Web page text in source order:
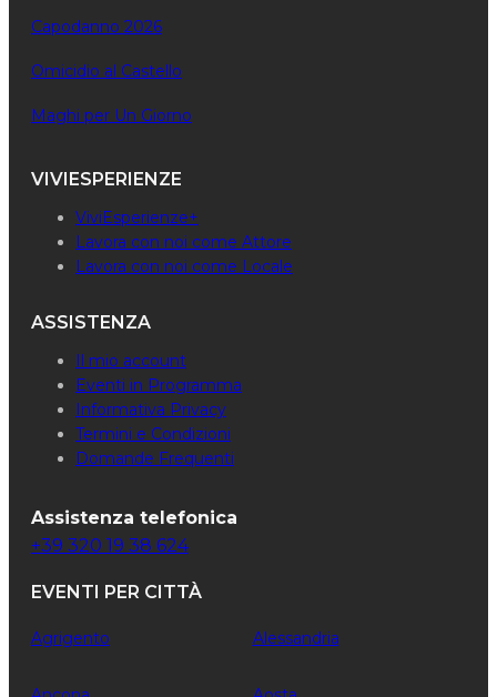
Capodanno 2026
Omicidio al Castello
Maghi per Un Giorno
VIVIESPERIENZE
ViviEsperienze+
Lavora con noi come Attore
Lavora con noi come Locale
ASSISTENZA
Il mio account
Eventi in Programma
Informativa Privacy
Termini e Condizioni
Domande Frequenti
Assistenza telefonica
+39 320 19 38 624
EVENTI PER CITTÀ
Agrigento Alessandria